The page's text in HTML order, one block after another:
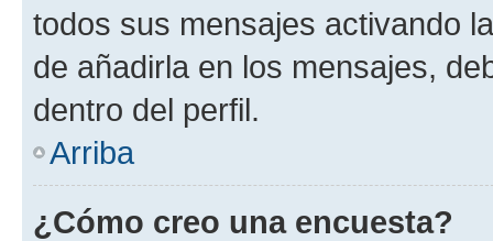
todos sus mensajes activando
de añadirla en los mensajes,
dentro del perfil.
Arriba
¿Cómo creo una encuesta?